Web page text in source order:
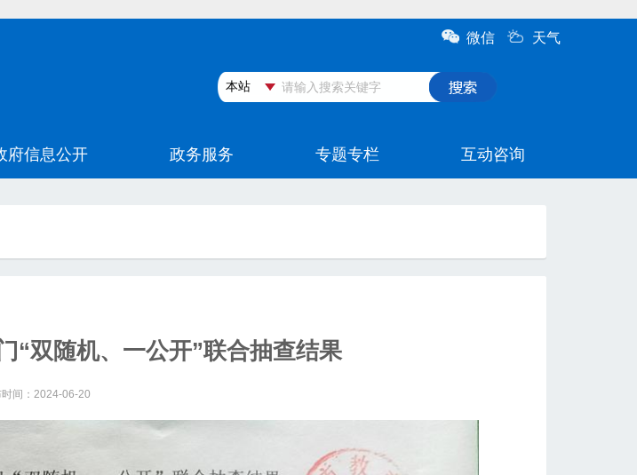
“双随机、一公开”联合抽查结果
间：2024-06-20